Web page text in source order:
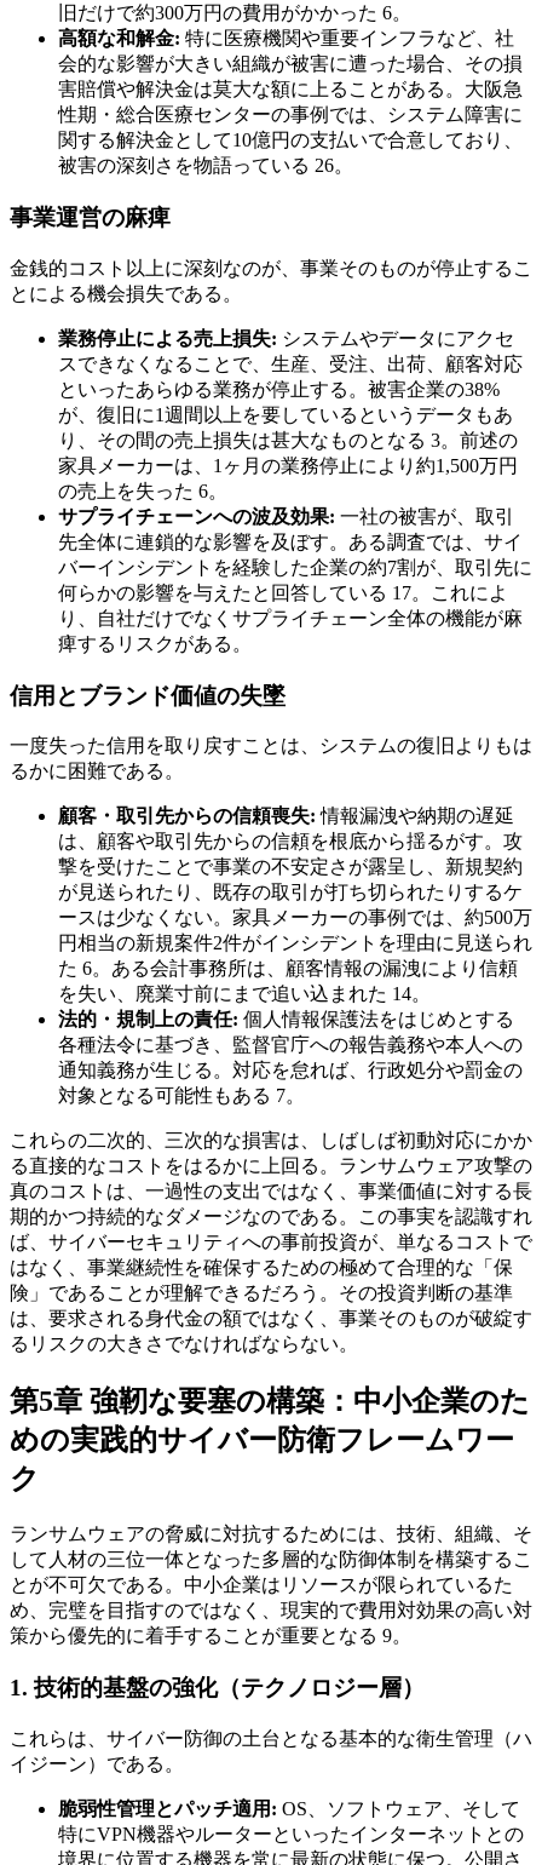
旧だけで約300万円の費用がかかった 6。
高額な和解金: 特に医療機関や重要インフラなど、社
会的な影響が大きい組織が被害に遭った場合、その損
害賠償や解決金は莫大な額に上ることがある。大阪急
性期・総合医療センターの事例では、システム障害に
関する解決金として10億円の支払いで合意しており、
被害の深刻さを物語っている 26。
事業運営の麻痺
金銭的コスト以上に深刻なのが、事業そのものが停止するこ
とによる機会損失である。
業務停止による売上損失: システムやデータにアクセ
スできなくなることで、生産、受注、出荷、顧客対応
といったあらゆる業務が停止する。被害企業の38%
が、復旧に1週間以上を要しているというデータもあ
り、その間の売上損失は甚大なものとなる 3。前述の
家具メーカーは、1ヶ月の業務停止により約1,500万円
の売上を失った 6。
サプライチェーンへの波及効果: 一社の被害が、取引
先全体に連鎖的な影響を及ぼす。ある調査では、サイ
バーインシデントを経験した企業の約7割が、取引先に
何らかの影響を与えたと回答している 17。これによ
り、自社だけでなくサプライチェーン全体の機能が麻
痺するリスクがある。
信用とブランド価値の失墜
一度失った信用を取り戻すことは、システムの復旧よりもは
るかに困難である。
顧客・取引先からの信頼喪失: 情報漏洩や納期の遅延
は、顧客や取引先からの信頼を根底から揺るがす。攻
撃を受けたことで事業の不安定さが露呈し、新規契約
が見送られたり、既存の取引が打ち切られたりするケ
ースは少なくない。家具メーカーの事例では、約500万
円相当の新規案件2件がインシデントを理由に見送られ
た 6。ある会計事務所は、顧客情報の漏洩により信頼
を失い、廃業寸前にまで追い込まれた 14。
法的・規制上の責任: 個人情報保護法をはじめとする
各種法令に基づき、監督官庁への報告義務や本人への
通知義務が生じる。対応を怠れば、行政処分や罰金の
対象となる可能性もある 7。
これらの二次的、三次的な損害は、しばしば初動対応にかか
る直接的なコストをはるかに上回る。ランサムウェア攻撃の
真のコストは、一過性の支出ではなく、事業価値に対する長
期的かつ持続的なダメージなのである。この事実を認識すれ
ば、サイバーセキュリティへの事前投資が、単なるコストで
はなく、事業継続性を確保するための極めて合理的な「保
険」であることが理解できるだろう。その投資判断の基準
は、要求される身代金の額ではなく、事業そのものが破綻す
るリスクの大きさでなければならない。
第5章 強靭な要塞の構築：中小企業のた
めの実践的サイバー防衛フレームワー
ク
ランサムウェアの脅威に対抗するためには、技術、組織、そ
して人材の三位一体となった多層的な防御体制を構築するこ
とが不可欠である。中小企業はリソースが限られているた
め、完璧を目指すのではなく、現実的で費用対効果の高い対
策から優先的に着手することが重要となる 9。
1. 技術的基盤の強化（テクノロジー層）
これらは、サイバー防御の土台となる基本的な衛生管理（ハ
イジーン）である。
脆弱性管理とパッチ適用: OS、ソフトウェア、そして
特にVPN機器やルーターといったインターネットとの
境界に位置する機器を常に最新の状態に保つ。公開さ